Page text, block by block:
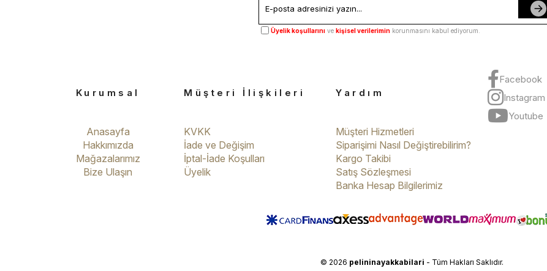
Üyelik koşullarını ve kişisel verilerimin korunmasını kabul ediyorum.
Kurumsal
Anasayfa
Hakkımızda
Mağazalarımız
Bize Ulaşın
Müşteri İlişkileri
KVKK
İade ve Değişim
İptal-İade Koşulları
Üyelik
Yardım
Müşteri Hizmetleri
Siparişimi Nasıl Değiştirebilirim?
Kargo Takibi
Satış Sözleşmesi
Banka Hesap Bilgilerimiz
Facebook
Instagram
Youtube
© 2026 pelininayakkabilari - Tüm Hakları Saklıdır.